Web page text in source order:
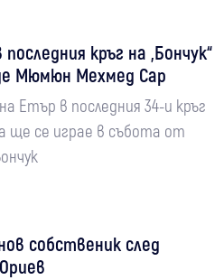
кръг на „Бончук“
Мюмюн Мехмед Сар
Етър в последния 34-и кръг
ще се играе в събота от
собственик след